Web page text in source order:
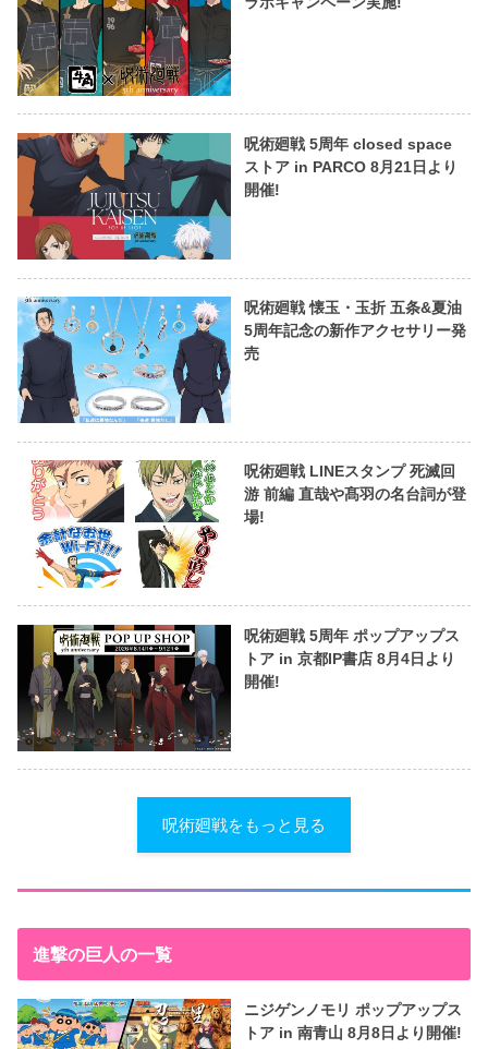
呪術廻戦 5周年 closed space
ストア in PARCO 8月21日より
開催!
呪術廻戦 懐玉・玉折 五条&夏油
5周年記念の新作アクセサリー発
売
呪術廻戦 LINEスタンプ 死滅回
游 前編 直哉や髙羽の名台詞が登
場!
呪術廻戦 5周年 ポップアップス
トア in 京都IP書店 8月4日より
開催!
呪術廻戦をもっと見る
進撃の巨人の一覧
ニジゲンノモリ ポップアップス
トア in 南青山 8月8日より開催!